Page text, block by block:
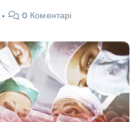
0 Коментарі